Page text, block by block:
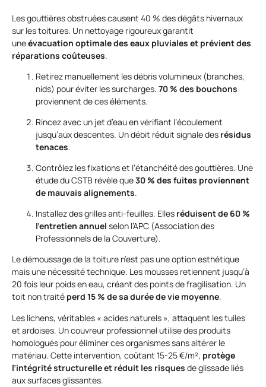
Les gouttières obstruées causent 40 % des dégâts hivernaux
sur les toitures. Un nettoyage rigoureux garantit
uneévacuation optimale des eaux pluviales et prévient des
réparations coûteuses.
Retirez manuellement les débris volumineux (branches,
nids) pour éviter les surcharges. 70 % des bouchons
proviennent de ces éléments.
Rincez avec un jet d’eau en vérifiant l’écoulement
jusqu’aux descentes. Un débit réduit signale des résidus
tenaces.
Contrôlez les fixations et l’étanchéité des gouttières. Une
étude du CSTB révèle que30 % des fuites proviennent
de mauvais alignements.
Installez des grilles anti-feuilles. Elles réduisent de 60 %
l’entretien annuel selon l’APC (Association des
Professionnels de la Couverture).
Le démoussage de la toiture n’est pas une option esthétique
mais une nécessité technique. Les mousses retiennent jusqu’à
20 fois leur poids en eau, créant des points de fragilisation. Un
toit non traité perd 15 % de sa durée de vie moyenne.
Les lichens, véritables « acides naturels », attaquent les tuiles
et ardoises. Un couvreur professionnel utilise des produits
homologués pour éliminer ces organismes sans altérer le
matériau. Cette intervention, coûtant 15-25 €/m², protège
l’intégrité structurelle et réduit les risques de glissade liés
aux surfaces glissantes.